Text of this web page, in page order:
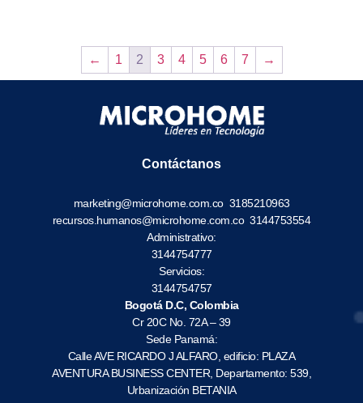
← 1 2 3 4 5 6 7 →
Contáctanos
marketing@microhome.com.co 3185210963
recursos.humanos@microhome.com.co3144753554
Administrativo:
3144754777
Servicios:
3144754757
Bogotá D.C, Colombia
Cr 20C No. 72A – 39
Sede Panamá:
Calle AVE RICARDO J ALFARO, edificio: PLAZA
AVENTURA BUSINESS CENTER, Departamento: 539,
Urbanización BETANIA